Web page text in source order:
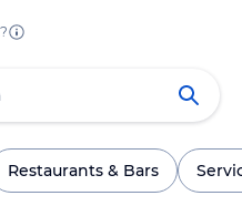
Restaurants & Bars